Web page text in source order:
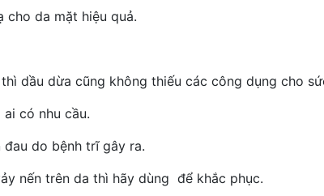
cho da mặt hiệu quả.
dầu dừa cũng không thiếu các công dụng cho
có nhu cầu.
đau do bệnh trĩ gây ra.
nến trên da thì hãy dùng để khắc phục.